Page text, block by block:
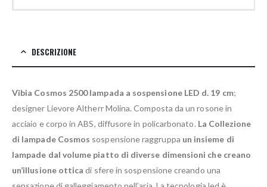
DESCRIZIONE
Vibia Cosmos 2500 lampada a sospensione LED d. 19 cm;
designer Lievore Altherr Molina. Composta da un rosone in
acciaio e corpo in ABS, diffusore in policarbonato. La Collezione
di lampade Cosmos sospensione raggruppa un insieme di
lampade dal volume piatto di diverse dimensioni che creano
un’illusione ottica di sfere in sospensione creando una